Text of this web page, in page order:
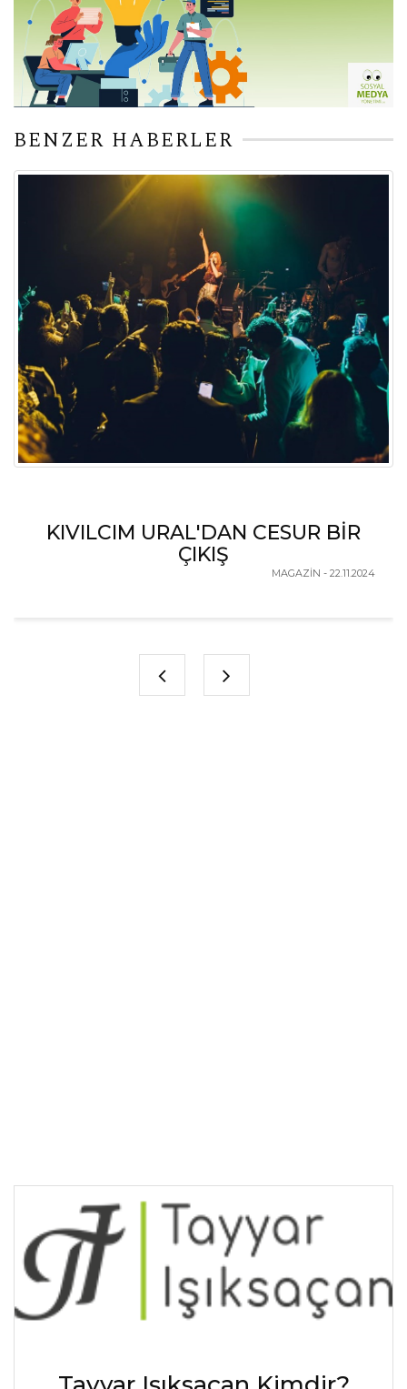
BENZER HABERLER
WİLMA ELLES “KÖTÜ DUYGULAR
BESLENMEZSE ÖLÜR”
MAGAZİN - 22.11.2024